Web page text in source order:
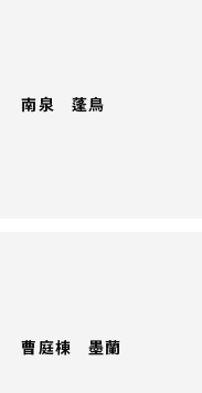
南泉 蓬鳥
曹庭棟 墨蘭